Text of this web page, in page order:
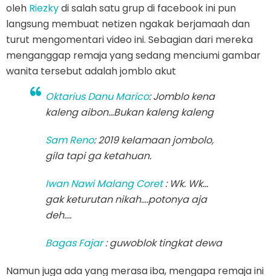
oleh Riezkydi salah satu grup di facebook ini pun
langsung membuat netizen ngakak berjamaah dan
turut mengomentari video ini. Sebagian dari mereka
menganggap remaja yang sedang menciumi gambar
wanita tersebut adalah jomblo akut
Oktarius Danu Marico: Jomblo kena
kaleng aibon...Bukan kaleng kaleng
Sam Reno: 2019 kelamaan jombolo,
gila tapi ga ketahuan.
Iwan Nawi Malang Coret: Wk. Wk...
gak keturutan nikah....potonya aja
deh....
Bagas Fajar: guwoblok tingkat dewa
Namun juga ada yang merasa iba, mengapa remaja ini